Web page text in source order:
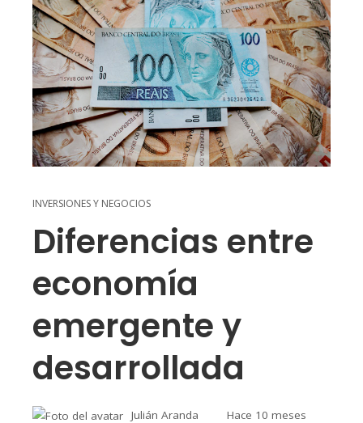
INVERSIONES Y NEGOCIOS
Diferencias entre
economía
emergente y
desarrollada
Julián Aranda Hace 10 meses